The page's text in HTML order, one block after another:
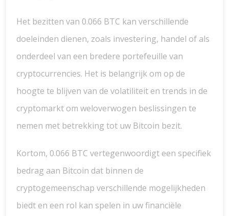
Het bezitten van 0.066 BTC kan verschillende
doeleinden dienen, zoals investering, handel of als
onderdeel van een bredere portefeuille van
cryptocurrencies. Het is belangrijk om op de
hoogte te blijven van de volatiliteit en trends in de
cryptomarkt om weloverwogen beslissingen te
nemen met betrekking tot uw Bitcoin bezit.
Kortom, 0.066 BTC vertegenwoordigt een specifiek
bedrag aan Bitcoin dat binnen de
cryptogemeenschap verschillende mogelijkheden
biedt en een rol kan spelen in uw financiële